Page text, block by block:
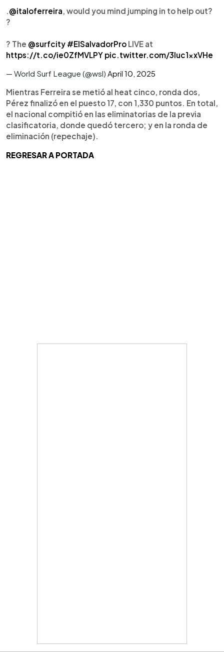
@italoferreira , would you mind jumping in to help out?
?
? The @surfcity #ElSalvadorPro LIVE at
https://t.co/ie0ZfMVLPY pic.twitter.com/3Iuc1xxVHe
— World Surf League (@wsl) April 10, 2025
Mientras Ferreira se metió al heat cinco, ronda dos,
Pérez finalizó en el puesto 17, con 1,330 puntos. En total,
el nacional compitió en las eliminatorias de la previa
clasificatoria, donde quedó tercero; y en la ronda de
eliminación (repechaje).
REGRESAR A PORTADA